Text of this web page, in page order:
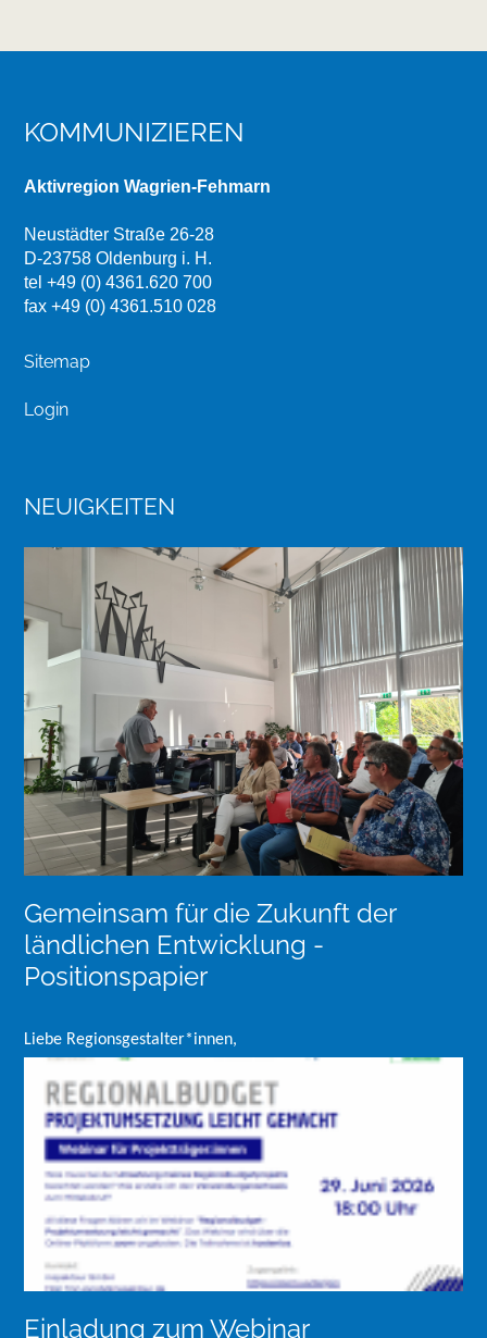
KOMMUNIZIEREN
Aktivregion Wagrien-Fehmarn
Neustädter Straße 26-28
D-23758 Oldenburg i. H.
tel +49 (0) 4361.620 700
fax +49 (0) 4361.510 028
Sitemap
Login
NEUIGKEITEN
Gemeinsam für die Zukunft der
ländlichen Entwicklung -
Positionspapier
Liebe Regionsgestalter*innen,
Einladung zum Webinar